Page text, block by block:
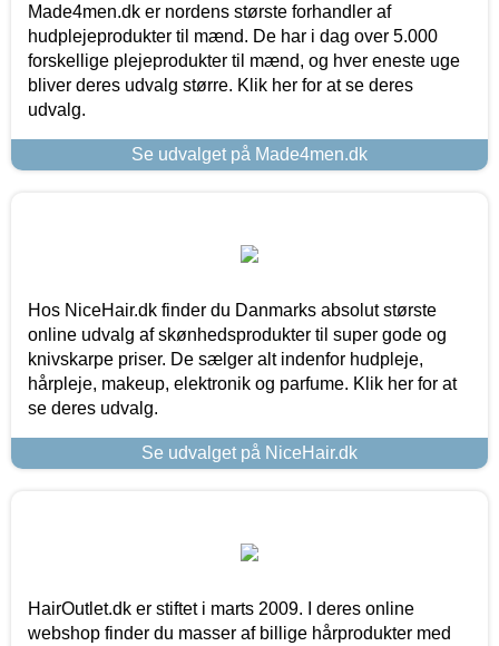
Made4men.dk er nordens største forhandler af
hudplejeprodukter til mænd. De har i dag over 5.000
forskellige plejeprodukter til mænd, og hver eneste uge
bliver deres udvalg større. Klik her for at se deres
udvalg.
Se udvalget på Made4men.dk
Hos NiceHair.dk finder du Danmarks absolut største
online udvalg af skønhedsprodukter til super gode og
knivskarpe priser. De sælger alt indenfor hudpleje,
hårpleje, makeup, elektronik og parfume. Klik her for at
se deres udvalg.
Se udvalget på NiceHair.dk
HairOutlet.dk er stiftet i marts 2009. I deres online
webshop finder du masser af billige hårprodukter med